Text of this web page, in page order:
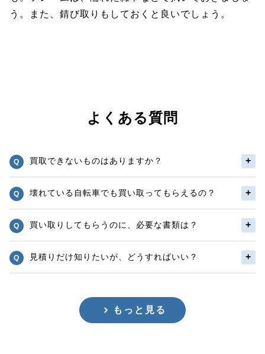
う。また、錆び取りもしておくと良いでしょう。
よくある質問
買取できないものはありますか？
壊れている自転車でも買い取ってもらえるの？
買い取りしてもらうのに、必要な書類は？
見積りだけ知りたいが、どうすればいい？
もっと見る